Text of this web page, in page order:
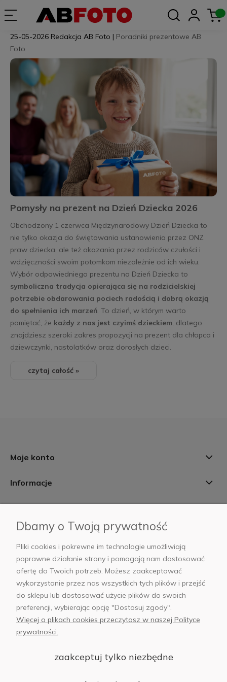
Pomysły na prezent na Dzień Dziecka 2026
25-05-2026 Redakcja AB Foto | Poradniki prezentowe AB
Foto
Obchodzony 1 czerwca Międzynarodowy Dzień Dziecka to
nie tylko okazja do świętowania ustanowienia przez ONZ
praw dziecka, ale też okazania przez rodziców czułości i
wdzięczności swoim potomkom niezależnie od ich wieku.
Wybór odpowiedniego prezentu na Dzień Dziecka to
symboliczna tradycja opierająca się na rodzicielskiej
potrzebie obdarowania pociech radością i dobrą okazją
do spełnienia ich marzeń. To dzień, w którym warto
pamiętać, że każdy z nas jest czyimś dzieckiem, dlatego
znajdziesz szeroki zakres propozycji na prezent dla chłopca i
dziewczynki, nastolatków oraz dorosłych dzieci.
czytaj całość »
Moje konto
Informacje
AB Foto
sklep@abfoto.pl
+48 797 971 275
© 2025 Wszelkie prawa zastrzeżone. Serwis własnością:
Dbamy o Twoją prywatność
Pliki cookies i pokrewne im technologie umożliwiają
poprawne działanie strony i pomagają nam dostosować
ofertę do Twoich potrzeb. Możesz zaakceptować
wykorzystanie przez nas wszystkich tych plików i przejść
do sklepu lub dostosować użycie plików do swoich
preferencji, wybierając opcję "Dostosuj zgody".
Więcej o plikach cookies przeczytasz w naszej Polityce
prywatności.
zaakceptuj tylko niezbędne